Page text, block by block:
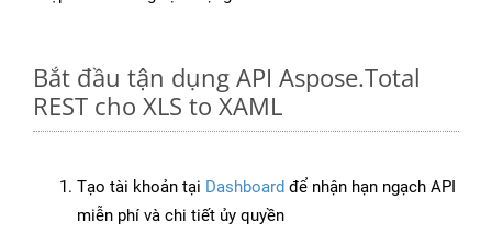
Bắt đầu tận dụng API Aspose.Total
REST cho XLS to XAML
Tạo tài khoản tại Dashboard để nhận hạn ngạch API
miễn phí và chi tiết ủy quyền